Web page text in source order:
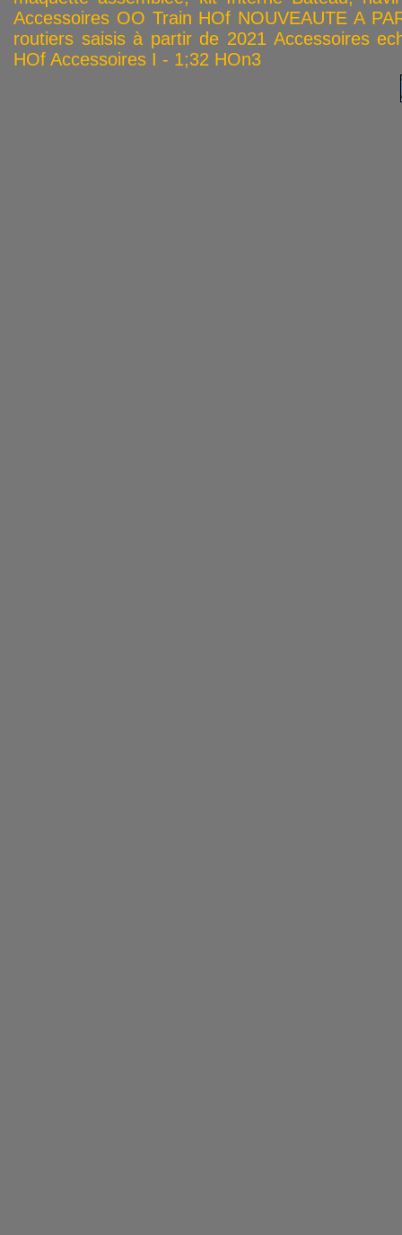
Accessoires OO Train HOf NOUVEAUTE A
routiers saisis à partir de 2021 Accessoires
HOf Accessoires I - 1;32 HOn3